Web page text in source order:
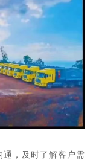
，及时了解客户需